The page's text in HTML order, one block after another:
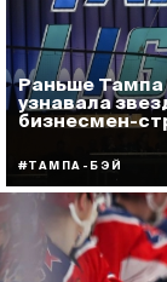
Раньше Тампа
узнавала
бизнесмен-
#ТАМПА-БЭЙ